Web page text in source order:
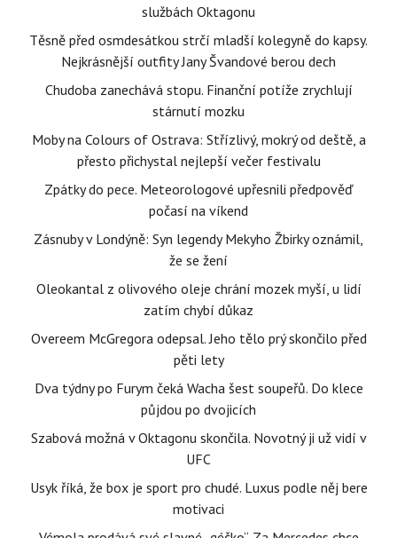
službách Oktagonu
Těsně před osmdesátkou strčí mladší kolegyně do kapsy.
Nejkrásnější outfity Jany Švandové berou dech
Chudoba zanechává stopu. Finanční potíže zrychlují
stárnutí mozku
Moby na Colours of Ostrava: Střízlivý, mokrý od deště, a
přesto přichystal nejlepší večer festivalu
Zpátky do pece. Meteorologové upřesnili předpověď
počasí na víkend
Zásnuby v Londýně: Syn legendy Mekyho Žbirky oznámil,
že se žení
Oleokantal z olivového oleje chrání mozek myší, u lidí
zatím chybí důkaz
Overeem McGregora odepsal. Jeho tělo prý skončilo před
pěti lety
Dva týdny po Furym čeká Wacha šest soupeřů. Do klece
půjdou po dvojicích
Szabová možná v Oktagonu skončila. Novotný ji už vidí v
UFC
Usyk říká, že box je sport pro chudé. Luxus podle něj bere
motivaci